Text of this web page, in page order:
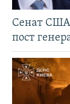
Сенат США
пост